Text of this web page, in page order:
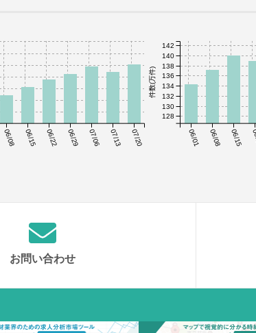
06/08 06/15 06/22 06/29 07/06 07/13 07/20 06/01 06/08 06/15
件数(万件)
128
130
132
134
136
138
140
142
お問い合わせ